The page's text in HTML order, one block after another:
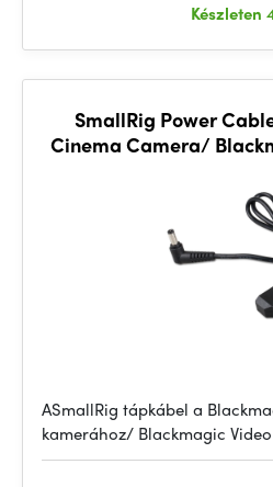
Készleten
SmallRig Power
Cinema Camera/
ASmallRig tápkábel a
kamerához/ Blackmagic